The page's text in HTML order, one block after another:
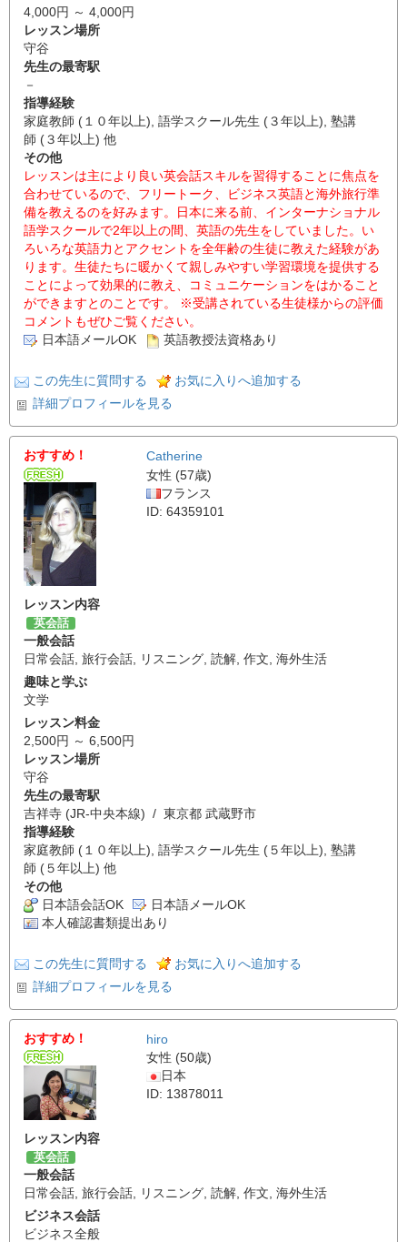
4,000円 ～ 4,000円
レッスン場所
守谷
先生の最寄駅
－
指導経験
家庭教師 (１０年以上), 語学スクール先生 (３年以上), 塾講
師 (３年以上) 他
その他
レッスンは主により良い英会話スキルを習得することに焦点を
合わせているので、フリートーク、ビジネス英語と海外旅行準
備を教えるのを好みます。日本に来る前、インターナショナル
語学スクールで2年以上の間、英語の先生をしていました。い
ろいろな英語力とアクセントを全年齢の生徒に教えた経験があ
ります。生徒たちに暖かくて親しみやすい学習環境を提供する
ことによって効果的に教え、コミュニケーションをはかること
ができますとのことです。 ※受講されている生徒様からの評価
コメントもぜひご覧ください。
日本語メールOK
英語教授法資格あり
この先生に質問する
お気に入りへ追加する
詳細プロフィールを見る
おすすめ！
Catherine
女性 (57歳)
フランス
ID: 64359101
レッスン内容
英会話
一般会話
日常会話 旅行会話 リスニング 読解 作文 海外生活
趣味と学ぶ
文学
レッスン料金
2,500円 ～ 6,500円
レッスン場所
守谷
先生の最寄駅
吉祥寺 (JR-中央本線) / 東京都 武蔵野市
指導経験
家庭教師 (１０年以上), 語学スクール先生 (５年以上), 塾講
師 (５年以上) 他
その他
日本語会話OK
日本語メールOK
本人確認書類提出あり
この先生に質問する
お気に入りへ追加する
詳細プロフィールを見る
おすすめ！
hiro
女性 (50歳)
日本
ID: 13878011
レッスン内容
英会話
一般会話
日常会話 旅行会話 リスニング 読解 作文 海外生活
ビジネス会話
ビジネス全般